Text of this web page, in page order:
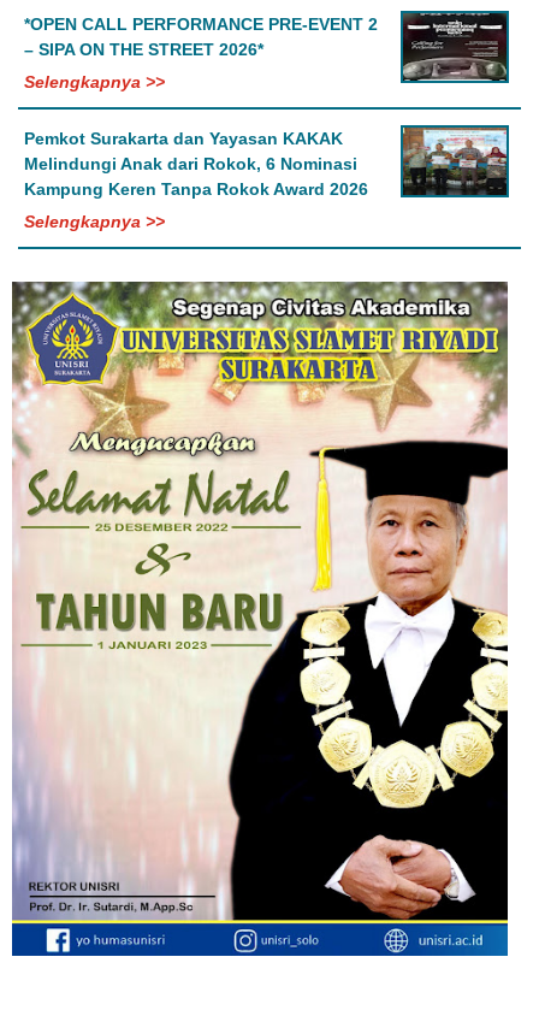
*OPEN CALL PERFORMANCE PRE-EVENT 2
– SIPA ON THE STREET 2026*
Selengkapnya >>
Pemkot Surakarta dan Yayasan KAKAK
Melindungi Anak dari Rokok, 6 Nominasi
Kampung Keren Tanpa Rokok Award 2026
Selengkapnya >>